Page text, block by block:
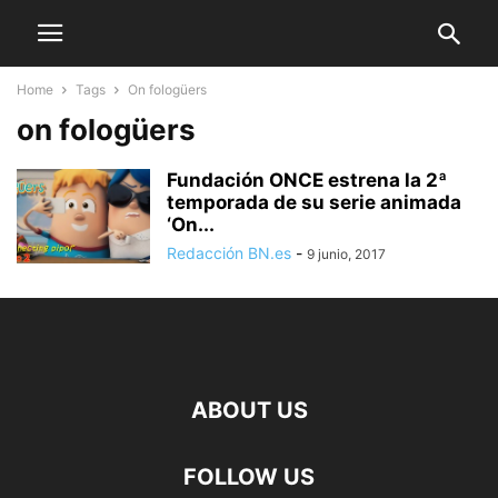
Home Tags On fologüers
on fologüers
Fundación ONCE estrena la 2ª
temporada de su serie animada
‘On...
Redacción BN.es - 9 junio, 2017
ABOUT US
FOLLOW US